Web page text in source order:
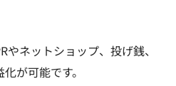
ネットショップ、投げ銭、
が可能です。